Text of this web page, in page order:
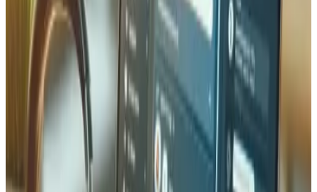
FAQ Logistique & gestion
Questions fréquentes sur la gestion des stocks et
l'automatisation logistique.
Pouvez-vous connecter ma boutique en ligne à mon système d'entrepôt